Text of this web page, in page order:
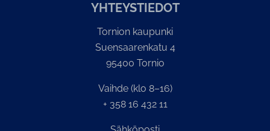
YH­TEYS­TIE­DOT
Tornion kaupunki
Suensaarenkatu 4
95400 Tornio
Vaihde (klo 8–16)
+ 358 16 432 11